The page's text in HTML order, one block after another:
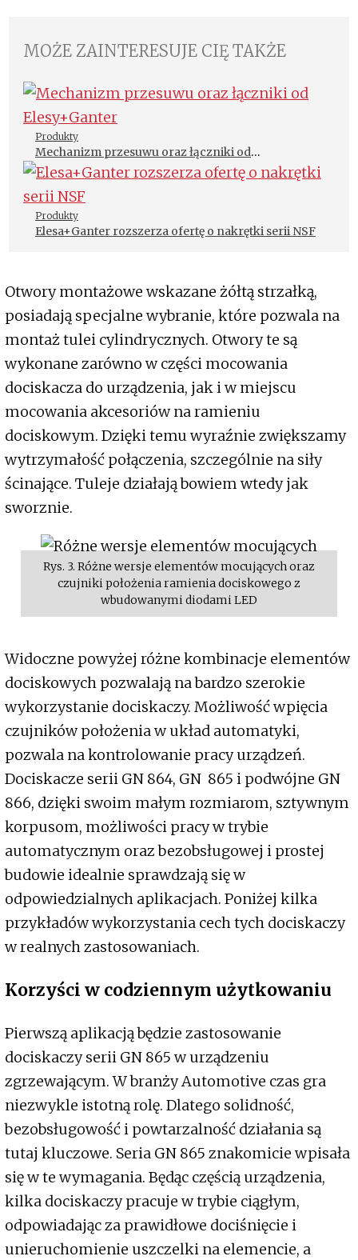
MOŻE ZAINTERESUJE CIĘ TAKŻE
Produkty
Mechanizm przesuwu oraz łączniki od
Elesy+Ganter
Produkty
Elesa+Ganter rozszerza ofertę o nakrętki serii NSF
Otwory montażowe wskazane żółtą strzałką,
posiadają specjalne wybranie, które pozwala na
montaż tulei cylindrycznych. Otwory te są
wykonane zarówno w części mocowania
dociskacza do urządzenia, jak i w miejscu
mocowania akcesoriów na ramieniu
dociskowym. Dzięki temu wyraźnie zwiększamy
wytrzymałość połączenia, szczególnie na siły
ścinające. Tuleje działają bowiem wtedy jak
sworznie.
Rys. 3. Różne wersje elementów mocujących oraz
czujniki położenia ramienia dociskowego z
wbudowanymi diodami LED
Widoczne powyżej różne kombinacje elementów
dociskowych pozwalają na bardzo szerokie
wykorzystanie dociskaczy. Możliwość wpięcia
czujników położenia w układ automatyki,
pozwala na kontrolowanie pracy urządzeń.
Dociskacze serii GN 864, GN 865 i podwójne GN
866, dzięki swoim małym rozmiarom, sztywnym
korpusom, możliwości pracy w trybie
automatycznym oraz bezobsługowej i prostej
budowie idealnie sprawdzają się w
odpowiedzialnych aplikacjach. Poniżej kilka
przykładów wykorzystania cech tych dociskaczy
w realnych zastosowaniach.
Korzyści w codziennym użytkowaniu
Pierwszą aplikacją będzie zastosowanie
dociskaczy serii GN 865 w urządzeniu
zgrzewającym. W branży Automotive czas gra
niezwykle istotną rolę. Dlatego solidność,
bezobsługowość i powtarzalność działania są
tutaj kluczowe. Seria GN 865 znakomicie wpisała
się w te wymagania. Będąc częścią urządzenia,
kilka dociskaczy pracuje w trybie ciągłym,
odpowiadając za prawidłowe dociśnięcie i
unieruchomienie uszczelki na elemencie, a